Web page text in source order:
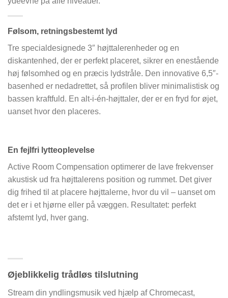
Følsom, retningsbestemt lyd
Tre specialdesignede 3″ højttalerenheder og en
diskantenhed, der er perfekt placeret, sikrer en enestående
høj følsomhed og en præcis lydstråle. Den innovative 6,5″-
basenhed er nedadrettet, så profilen bliver minimalistisk og
bassen kraftfuld. En alt-i-én-højttaler, der er en fryd for øjet,
uanset hvor den placeres.
En fejlfri lytteoplevelse
Active Room Compensation optimerer de lave frekvenser
akustisk ud fra højttalerens position og rummet. Det giver
dig frihed til at placere højttalerne, hvor du vil – uanset om
det er i et hjørne eller på væggen. Resultatet: perfekt
afstemt lyd, hver gang.
Øjeblikkelig trådløs tilslutning
Stream din yndlingsmusik ved hjælp af Chromecast,